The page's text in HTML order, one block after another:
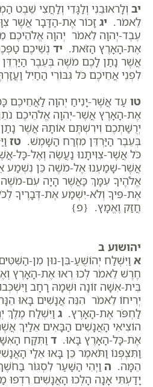
יב וְלָראוּבֵנִי וְלַגָּדִי וְלַחֲצִי שֵׁבֶט
לֵאמֹר. יג זָכוֹר אֶת-הַדָּבָר אֲשֶׁר
עֶבֶד-יְהוָה לֵאמֹר יְהוָה אֱלֹהֵיכֶם
אֶת-הָאָרֶץ הַזֹּאת. יד נְשֵׁיכֶם
אֲשֶׁר נָתַן לָכֶם מֹשֶׁה בְּעֵבֶר
לִפְנֵי אֲחֵיכֶם כֹּל גִּבּוֹרֵי הַחַיִל
טו עַד אֲשֶׁר-יָנִיחַ יְהוָה לַאֲחֵיכֶם
אֶת-הָאָרֶץ אֲשֶׁר-יְהוָה אֱלֹהֵיכֶם
יְרֻשַּׁתְכֶם וִירִשְׁתֶּם אוֹתָהּ אֲשֶׁר
בְּעֵבֶר הַיַּרְדֵּן מִזְרַח הַשָּׁמֶשׁ. טז
כֹּל אֲשֶׁר-צִוִּיתָנוּ נַעֲשֶׂה וְאֶל-כָּל-
אֲשֶׁר-שָׁמַעְנוּ אֶל-מֹשֶׁה כֵּן נִשְׁמַע
אֱלֹהֶיךָ עִמָּךְ כַּאֲשֶׁר הָיָה עִם-
אֶת-פִּיךָ וְלֹא-יִשְׁמַע אֶת-דְּבָרֶיךָ
חֲזַק וֶאֱמָץ. {פ}
יהושוע ב
א וַיִּשְׁלַח יְהוֹשֻׁעַ-בִּן-נוּן מִן-
חֶרֶשׁ לֵאמֹר לְכוּ רְאוּ אֶת-הָאָרֶץ וְאֶת-
בֵּית-אִשָּׁה זוֹנָה וּשְׁמָהּ רָחָב
יְרִיחוֹ לֵאמֹר הִנֵּה אֲנָשִׁים בָּאוּ
לַחְפֹּר אֶת-הָאָרֶץ. ג וַיִּשְׁלַח מֶלֶךְ
הוֹצִיאִי הָאֲנָשִׁים הַבָּאִים אֵלַיִךְ
אֶת-כָּל-הָאָרֶץ בָּאוּ. ד וַתִּקַּח
וַתִּצְפְּנוֹ וַתֹּאמֶר כֵּן בָּאוּ אֵלַי
הֵמָּה. ה וַיְהִי הַשַּׁעַר לִסְגּוֹר
יָדַעְתִּי אָנָה הָלְכוּ הָאֲנָשִׁים רִדְפוּ